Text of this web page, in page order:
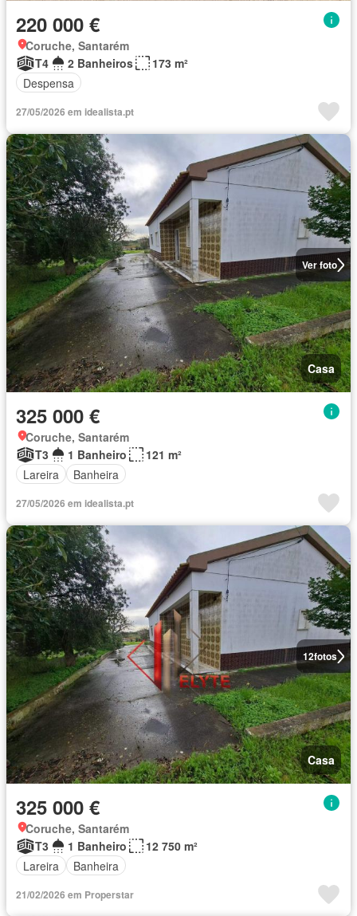
220 000 €
Coruche, Santarém
T4
2 Banheiros
173 m²
Despensa
27/05/2026 em idealista.pt
Ver foto
Casa
325 000 €
Coruche, Santarém
T3
1 Banheiro
121 m²
Lareira
Banheira
27/05/2026 em idealista.pt
12fotos
Casa
325 000 €
Coruche, Santarém
T3
1 Banheiro
12 750 m²
Lareira
Banheira
21/02/2026 em Properstar